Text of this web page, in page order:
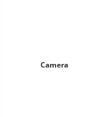
Camera